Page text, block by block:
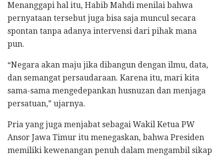
Menanggapi hal itu, Habib Mahdi menilai bahwa
pernyataan tersebut juga bisa saja muncul secara
spontan tanpa adanya intervensi dari pihak mana
pun.
“Negara akan maju jika dibangun dengan ilmu, data,
dan semangat persaudaraan. Karena itu, mari kita
sama-sama mengedepankan husnuzan dan menjaga
persatuan,” ujarnya.
Pria yang juga menjabat sebagai Wakil Ketua PW
Ansor Jawa Timur itu menegaskan, bahwa Presiden
memiliki kewenangan penuh dalam mengambil sikap